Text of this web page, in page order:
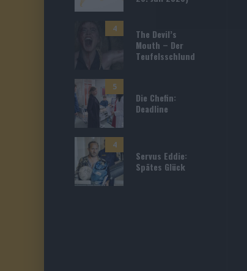
4
The Devil’s
Mouth – Der
Teufelsschlund
5
Die Chefin:
Deadline
4
Servus Eddie:
Spätes Glück